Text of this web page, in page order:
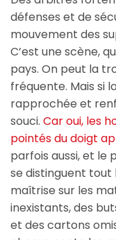
défenses et de
mouvement des
C’est une scène,
pays. On peut la
fréquente. Mais si
rapprochée et
souci. Car oui, les
pointés du doigt
parfois aussi, et le
se distinguent
maîtrise sur les
inexistants, des
et des cartons